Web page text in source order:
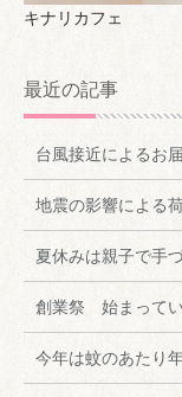
キナリカフェ
最近の記事
台風接近によるお
地震の影響による
夏休みは親子で手
創業祭 始まってい
今年は蚊のあたり